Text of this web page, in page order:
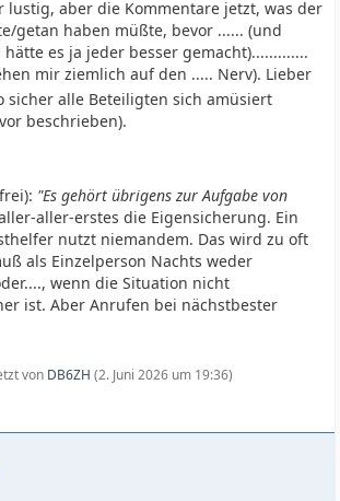
lustig, aber die Kommentare jetzt, was der
getan haben müßte, bevor ...... (und
es ja jeder besser gemacht).............
mir ziemlich auf den ..... Nerv). Lieber
sicher alle Beteiligten sich amüsiert
beschrieben).
"Es gehört übrigens zur Aufgabe von
aller-erstes die Eigensicherung. Ein
nutzt niemandem. Das wird zu oft
als Einzelperson Nachts weder
wenn die Situation nicht
ist. Aber Anrufen bei nächstbester
von DB6ZH (2. Juni 2026 um 19:36)